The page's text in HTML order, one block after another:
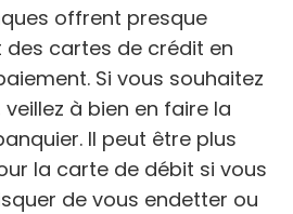
offrent presque
cartes de crédit en
Si vous souhaitez
à bien en faire la
Il peut être plus
la carte de débit si vous
de vous endetter ou